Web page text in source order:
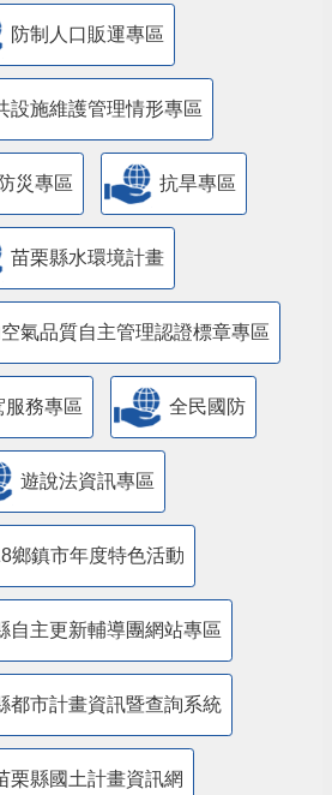
防制人口販運專區
設施維護管理情形專區
災專區 抗旱專區
苗栗縣水環境計畫
氣品質自主管理認證標章專區
服務專區 全民國防
遊說法資訊專區
鄉鎮市年度特色活動
自主更新輔導團網站專區
都市計畫資訊暨查詢系統
栗縣國土計畫資訊網